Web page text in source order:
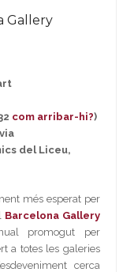
Gallery
com arribar-hi?)
del Liceu,
més esperat per
Barcelona Gallery
promogut per
a totes les galeries
cerca